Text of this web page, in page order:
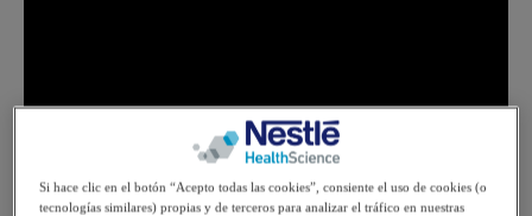
Si hace clic en el botón “Acepto todas las cookies”, consiente el uso de cookies (o
tecnologías similares) propias y de terceros para analizar el tráfico en nuestras